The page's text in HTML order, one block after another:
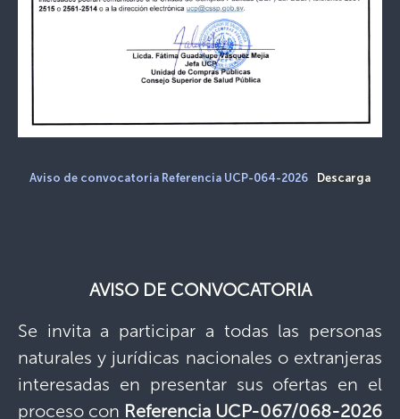
Aviso de convocatoria Referencia UCP-064-2026 Descarga
AVISO DE CONVOCATORIA
Se invita a participar a todas las personas
naturales y jurídicas nacionales o extranjeras
interesadas en presentar sus ofertas en el
proceso con Referencia UCP-067/068-2026